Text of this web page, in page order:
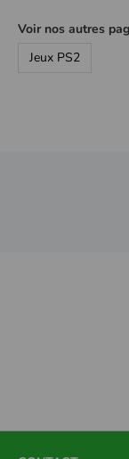
Voir nos autres
Jeux PS2